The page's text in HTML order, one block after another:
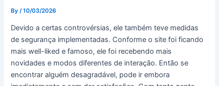
By/10/03/2026
Devido a certas controvérsias, ele também teve medidas
de segurança implementadas. Conforme o site foi ficando
mais well-liked e famoso, ele foi recebendo mais
novidades e modos diferentes de interação. Então se
encontrar alguém desagradável, pode ir embora